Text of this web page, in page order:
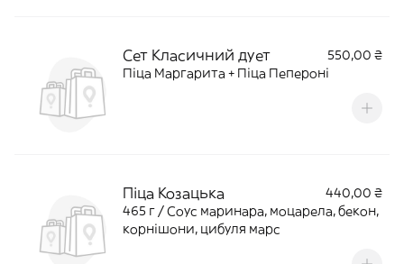
Сет Класичний дует
550,00 ₴
Піца Маргарита + Піца Пепероні
Піца Козацька
440,00 ₴
465 г / Соус маринара, моцарела, бекон,
корнішони, цибуля марс